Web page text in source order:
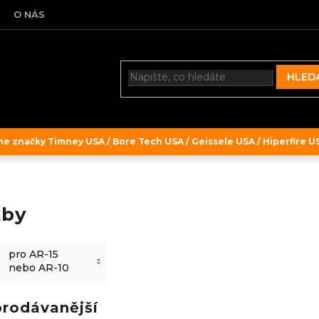
značky Timney USA / Bore Tech USA / Geissele USA / Hiperfire
O NÁS
pro AR-15
nebo AR-10